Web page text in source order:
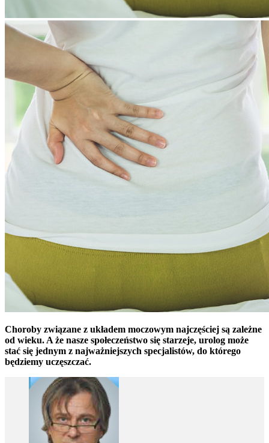
Choroby związane z układem moczowym najczęściej są zależne
od wieku. A że nasze społeczeństwo się starzeje, urolog może
stać się jednym z najważniejszych specjalistów, do którego
będziemy uczęszczać.